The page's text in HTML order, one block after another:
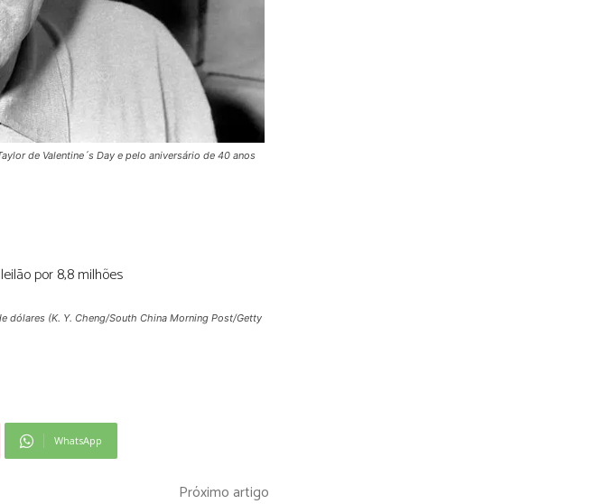
de Valentine´s Day e pelo aniversário de 40 anos
dólares (K. Y. Cheng/South China Morning Post/Getty
WhatsApp
Próximo artigo